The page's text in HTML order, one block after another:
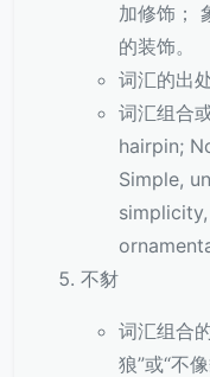
加修饰；
的装饰。
词汇的出
词汇组合
hairpin;
Simple,
不豺
词汇组合
狼”或“不